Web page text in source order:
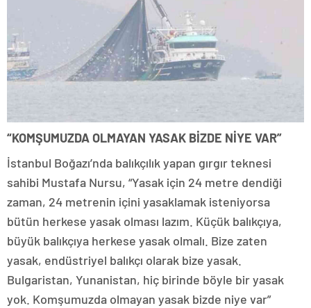
“KOMŞUMUZDA OLMAYAN YASAK BİZDE NİYE VAR”
İstanbul Boğazı’nda balıkçılık yapan gırgır teknesi
sahibi Mustafa Nursu, “Yasak için 24 metre dendiği
zaman, 24 metrenin içini yasaklamak isteniyorsa
bütün herkese yasak olması lazım. Küçük balıkçıya,
büyük balıkçıya herkese yasak olmalı. Bize zaten
yasak, endüstriyel balıkçı olarak bize yasak.
Bulgaristan, Yunanistan, hiç birinde böyle bir yasak
yok. Komşumuzda olmayan yasak bizde niye var”